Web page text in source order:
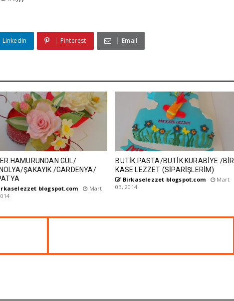
Linkedin Pinterest Email
HAMURUNDAN GÜL/
ŞAKAYIK /GARDENYA/
blogspot.com
Mart
BUTİK PASTA/BUTİK KURABİYE /BİR
KASE LEZZET (SİPARİŞLERİM)
Birkaselezzet blogspot.com
Mart
03, 2014